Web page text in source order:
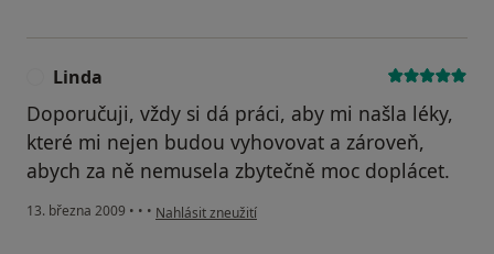
Linda
Doporučuji, vždy si dá práci, aby mi našla léky,
které mi nejen budou vyhovovat a zároveň,
abych za ně nemusela zbytečně moc doplácet.
13. března 2009 • • • podle názoru uživatele Linda
Nahlásit zneužití